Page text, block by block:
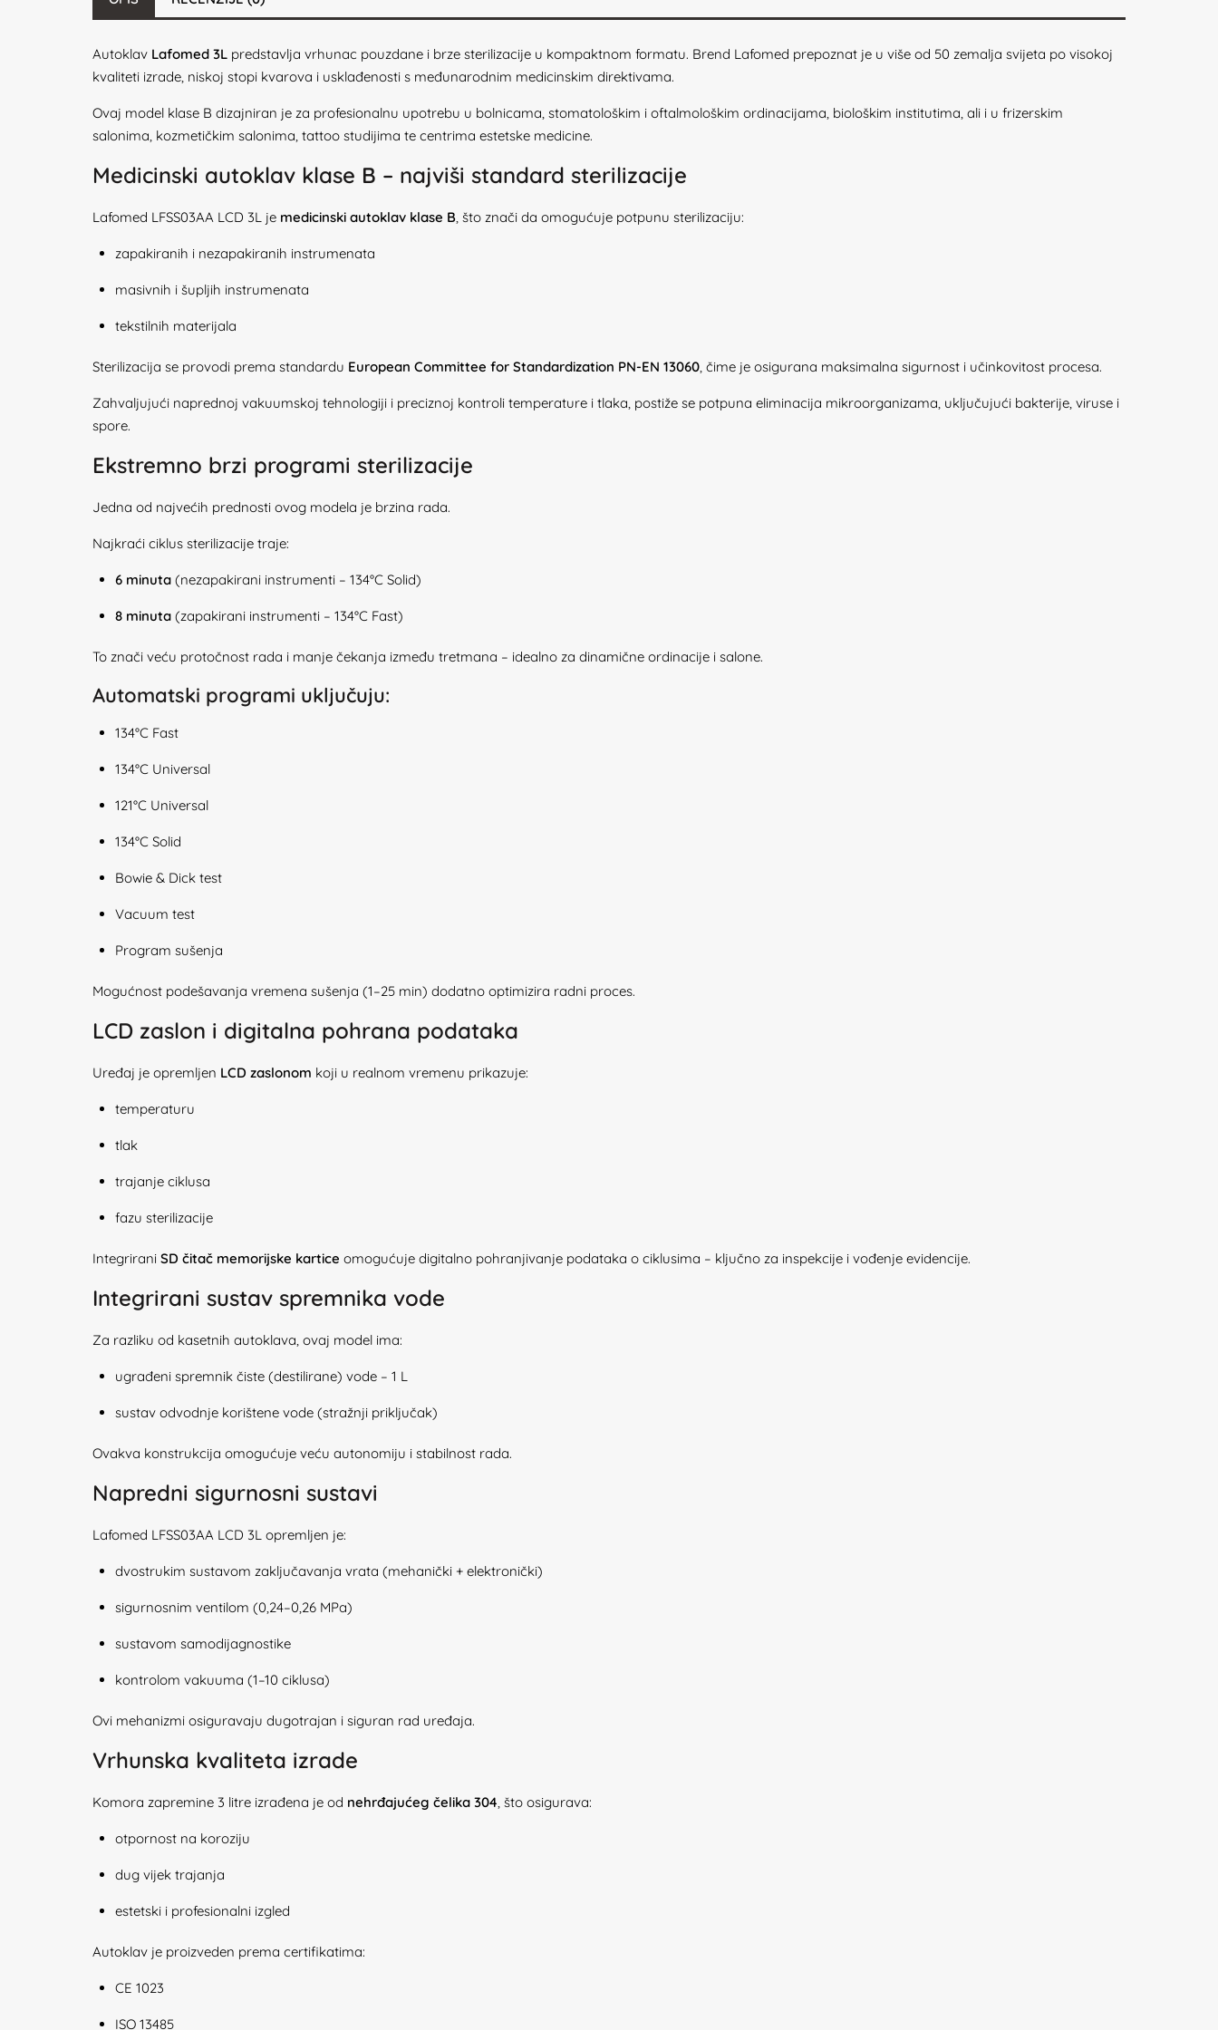
Autoklav Lafomed 3L predstavlja vrhunac pouzdane i brze sterilizacije u kompaktnom formatu. Brend Lafomed prepoznat je u više od 50 zemalja svijeta po visokoj
kvaliteti izrade, niskoj stopi kvarova i usklađenosti s međunarodnim medicinskim direktivama.
Ovaj model klase B dizajniran je za profesionalnu upotrebu u bolnicama, stomatološkim i oftalmološkim ordinacijama, biološkim institutima, ali i u frizerskim
salonima, kozmetičkim salonima, tattoo studijima te centrima estetske medicine.
Medicinski autoklav klase B – najviši standard sterilizacije
Lafomed LFSS03AA LCD 3L je medicinski autoklav klase B, što znači da omogućuje potpunu sterilizaciju:
zapakiranih i nezapakiranih instrumenata
masivnih i šupljih instrumenata
tekstilnih materijala
Sterilizacija se provodi prema standardu European Committee for Standardization PN-EN 13060, čime je osigurana maksimalna sigurnost i učinkovitost procesa.
Zahvaljujući naprednoj vakuumskoj tehnologiji i preciznoj kontroli temperature i tlaka, postiže se potpuna eliminacija mikroorganizama, uključujući bakterije, viruse i
spore.
Ekstremno brzi programi sterilizacije
Jedna od najvećih prednosti ovog modela je brzina rada.
Najkraći ciklus sterilizacije traje:
6 minuta (nezapakirani instrumenti – 134°C Solid)
8 minuta (zapakirani instrumenti – 134°C Fast)
To znači veću protočnost rada i manje čekanja između tretmana – idealno za dinamične ordinacije i salone.
Automatski programi uključuju:
134°C Fast
134°C Universal
121°C Universal
134°C Solid
Bowie & Dick test
Vacuum test
Program sušenja
Mogućnost podešavanja vremena sušenja (1–25 min) dodatno optimizira radni proces.
LCD zaslon i digitalna pohrana podataka
Uređaj je opremljen LCD zaslonom koji u realnom vremenu prikazuje:
temperaturu
tlak
trajanje ciklusa
fazu sterilizacije
Integrirani SD čitač memorijske kartice omogućuje digitalno pohranjivanje podataka o ciklusima – ključno za inspekcije i vođenje evidencije.
Integrirani sustav spremnika vode
Za razliku od kasetnih autoklava, ovaj model ima:
ugrađeni spremnik čiste (destilirane) vode – 1 L
sustav odvodnje korištene vode (stražnji priključak)
Ovakva konstrukcija omogućuje veću autonomiju i stabilnost rada.
Napredni sigurnosni sustavi
Lafomed LFSS03AA LCD 3L opremljen je:
dvostrukim sustavom zaključavanja vrata (mehanički + elektronički)
sigurnosnim ventilom (0,24–0,26 MPa)
sustavom samodijagnostike
kontrolom vakuuma (1–10 ciklusa)
Ovi mehanizmi osiguravaju dugotrajan i siguran rad uređaja.
Vrhunska kvaliteta izrade
Komora zapremine 3 litre izrađena je od nehrđajućeg čelika 304, što osigurava:
otpornost na koroziju
dug vijek trajanja
estetski i profesionalni izgled
Autoklav je proizveden prema certifikatima:
CE 1023
ISO 13485